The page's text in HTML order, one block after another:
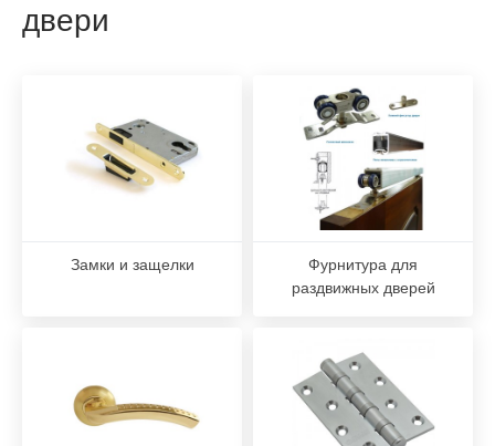
двери
Замки и защелки
Фурнитура для
раздвижных дверей